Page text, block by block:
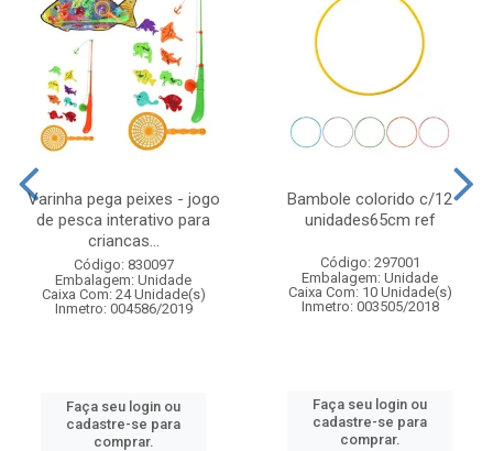
Varinha pega peixes - jogo
de pesca interativo para
criancas...
Código: 830097
Embalagem: Unidade
Caixa Com: 24 Unidade(s)
Inmetro: 004586/2019
Faça seu login ou
cadastre-se para
comprar.
Bambole colorido c/12
unidades65cm ref
Código: 297001
Embalagem: Unidade
Caixa Com: 10 Unidade(s)
Inmetro: 003505/2018
Faça seu login ou
cadastre-se para
comprar.